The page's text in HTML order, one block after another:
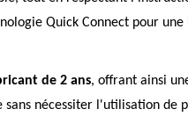
Quick Connect pour
de 2 ans, offrant ainsi
nécessiter l'utilisation de